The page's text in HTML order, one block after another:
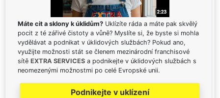
Máte cit a sklony k úklidům? Uklízíte ráda a máte pak skvělý
pocit z té zářivé čistoty a vůně? Myslíte si, že byste si mohla
vydělávat a podnikat v úklidových službách? Pokud ano,
využijte možnosti stát se členem mezinárodní franchisové
sítě EXTRA SERVICES a podnikejte v úklidových službách s
neomezenými možnostmi po celé Evropské unii.
Podnikejte v uklízení